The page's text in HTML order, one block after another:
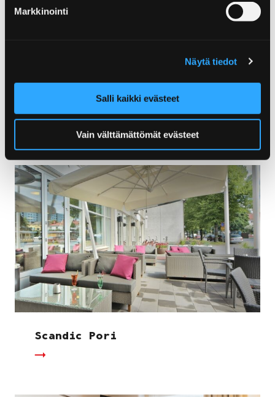
Markkinointi
Näytä tiedot
Salli kaikki evästeet
Vain välttämättömät evästeet
Original Sokos Hotel Vaakuna
Scandic Pori